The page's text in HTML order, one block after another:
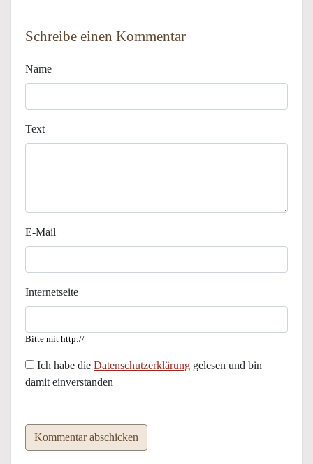
Schreibe einen Kommentar
Name
Text
E-Mail
Internetseite
Bitte mit http://
Ich habe die Datenschutzerklärung gelesen und bin
damit einverstanden
Kommentar abschicken